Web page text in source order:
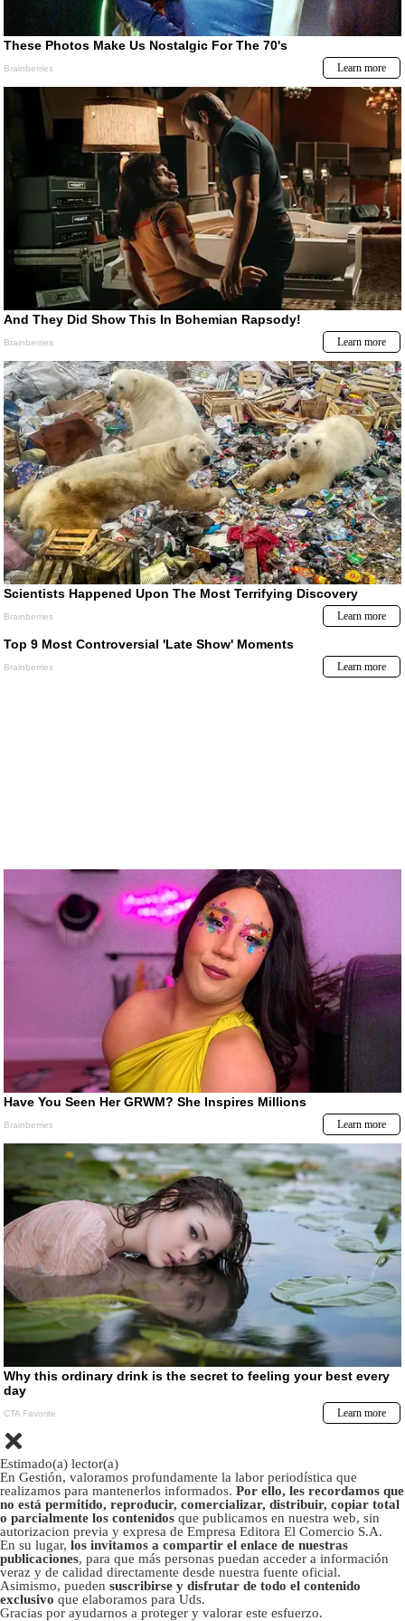
Estimado(a) lector(a)
En Gestión, valoramos profundamente la labor periodística que
realizamos para mantenerlos informados. Por ello, les recordamos que
no está permitido, reproducir, comercializar, distribuir, copiar total
o parcialmente los contenidos que publicamos en nuestra web, sin
autorizacion previa y expresa de Empresa Editora El Comercio S.A.
En su lugar, los invitamos a compartir el enlace de nuestras
publicaciones, para que más personas puedan acceder a información
veraz y de calidad directamente desde nuestra fuente oficial.
Asimismo, pueden suscribirse y disfrutar de todo el contenido
exclusivo que elaboramos para Uds.
Gracias por ayudarnos a proteger y valorar este esfuerzo.